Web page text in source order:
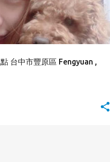
台中市豐原區 Fengyuan ,